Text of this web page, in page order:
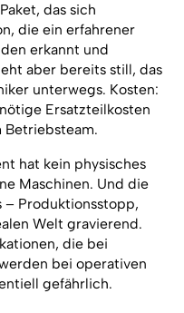
das sich
die ein erfahrener
erkannt und
aber bereits still, das
unterwegs. Kosten:
Ersatzteilkosten
Betriebsteam.
hat kein physisches
Maschinen. Und die
– Produktionsstopp,
Welt gravierend.
die bei
bei operativen
gefährlich.